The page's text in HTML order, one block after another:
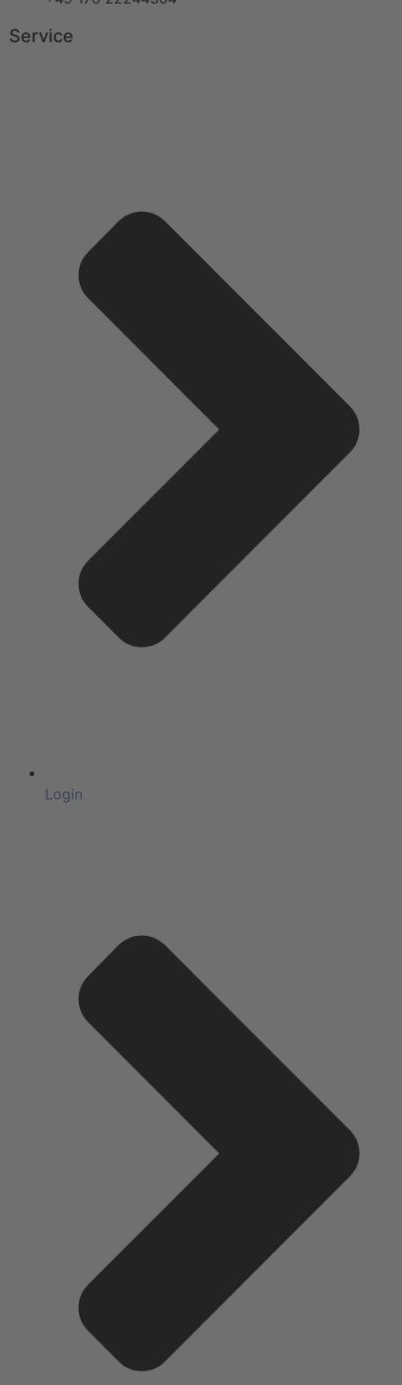
Service
Login